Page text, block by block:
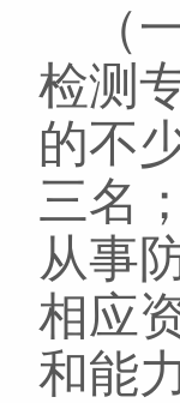
（
检测
的不
三名
从事
相应
和能